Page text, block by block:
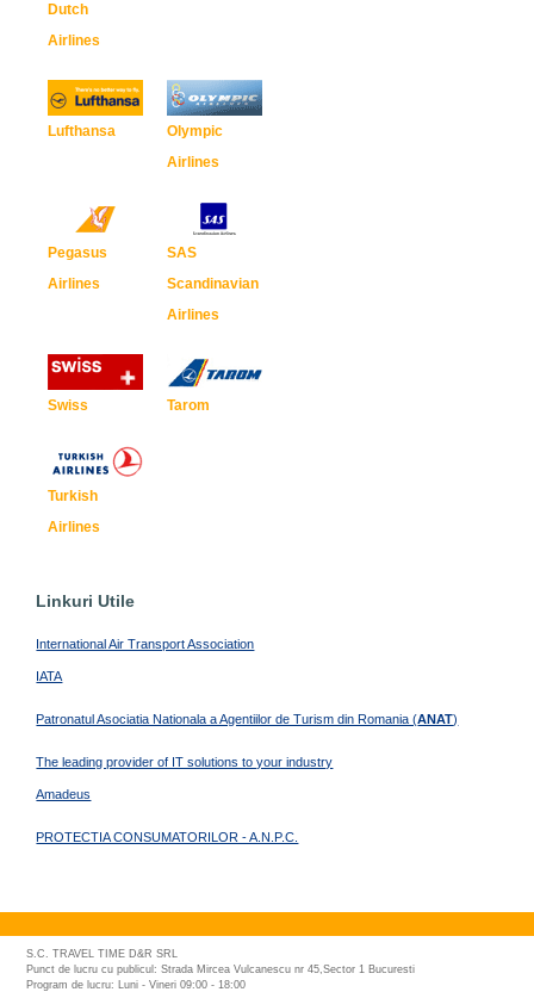
Dutch
Airlines
Lufthansa
Olympic
Airlines
Pegasus
Airlines
SAS
Scandinavian
Airlines
Swiss Tarom
Turkish
Airlines
Linkuri Utile
International Air Transport Association
IATA
Patronatul Asociatia Nationala a Agentiilor de Turism din Romania (ANAT)
The leading provider of IT solutions to your industry
Amadeus
PROTECTIA CONSUMATORILOR - A.N.P.C.
S.C. TRAVEL TIME D&R SRL
Punct de lucru cu publicul: Strada Mircea Vulcanescu nr 45,Sector 1 Bucuresti
Program de lucru: Luni - Vineri 09:00 - 18:00